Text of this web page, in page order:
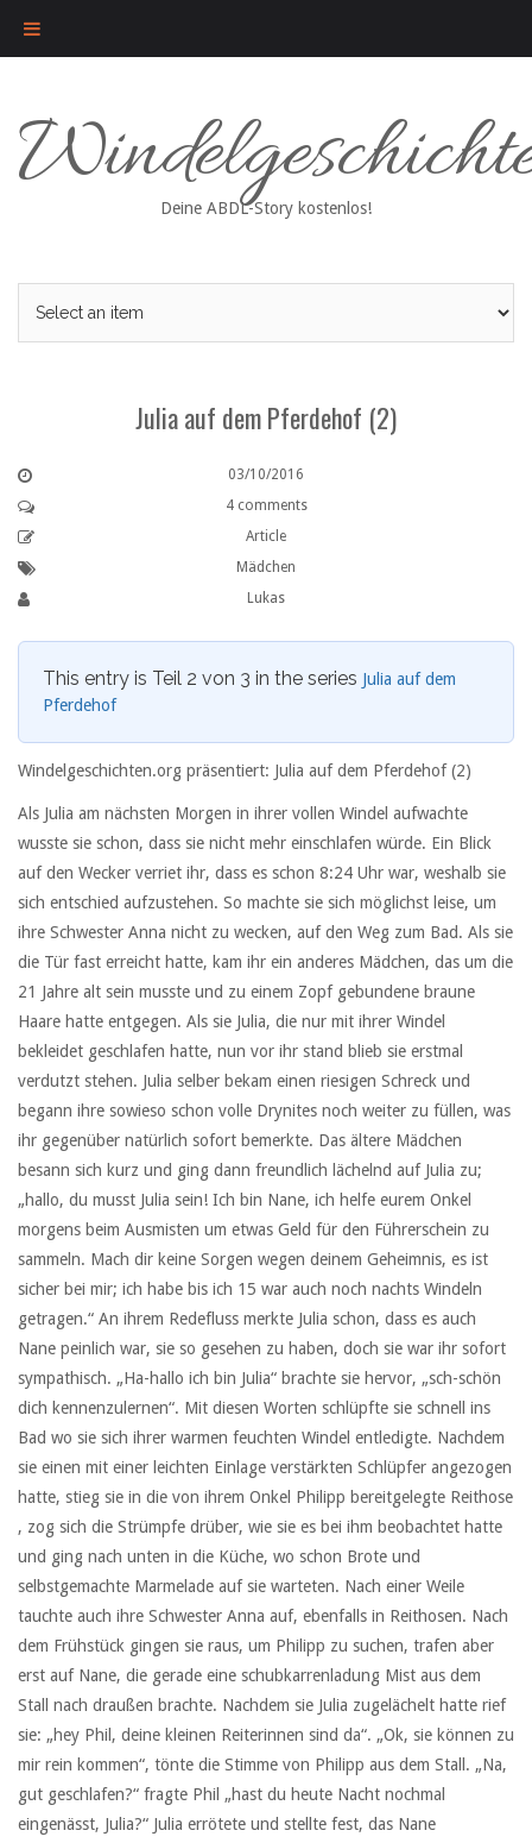
content
Deine ABDL-Story kostenlos!
Julia auf dem Pferdehof (2)
03/10/2016
4 comments
Article
Mädchen
Lukas
This entry is Teil 2 von 3 in the series Julia auf dem
Pferdehof
Windelgeschichten.org präsentiert: Julia auf dem Pferdehof (2)
Als Julia am nächsten Morgen in ihrer vollen Windel aufwachte
wusste sie schon, dass sie nicht mehr einschlafen würde. Ein Blick
auf den Wecker verriet ihr, dass es schon 8:24 Uhr war, weshalb sie
sich entschied aufzustehen. So machte sie sich möglichst leise, um
ihre Schwester Anna nicht zu wecken, auf den Weg zum Bad. Als sie
die Tür fast erreicht hatte, kam ihr ein anderes Mädchen, das um die
21 Jahre alt sein musste und zu einem Zopf gebundene braune
Haare hatte entgegen. Als sie Julia, die nur mit ihrer Windel
bekleidet geschlafen hatte, nun vor ihr stand blieb sie erstmal
verdutzt stehen. Julia selber bekam einen riesigen Schreck und
begann ihre sowieso schon volle Drynites noch weiter zu füllen, was
ihr gegenüber natürlich sofort bemerkte. Das ältere Mädchen
besann sich kurz und ging dann freundlich lächelnd auf Julia zu;
„hallo, du musst Julia sein! Ich bin Nane, ich helfe eurem Onkel
morgens beim Ausmisten um etwas Geld für den Führerschein zu
sammeln. Mach dir keine Sorgen wegen deinem Geheimnis, es ist
sicher bei mir; ich habe bis ich 15 war auch noch nachts Windeln
getragen.“ An ihrem Redefluss merkte Julia schon, dass es auch
Nane peinlich war, sie so gesehen zu haben, doch sie war ihr sofort
sympathisch. „Ha-hallo ich bin Julia“ brachte sie hervor, „sch-schön
dich kennenzulernen“. Mit diesen Worten schlüpfte sie schnell ins
Bad wo sie sich ihrer warmen feuchten Windel entledigte. Nachdem
sie einen mit einer leichten Einlage verstärkten Schlüpfer angezogen
hatte, stieg sie in die von ihrem Onkel Philipp bereitgelegte Reithose
, zog sich die Strümpfe drüber, wie sie es bei ihm beobachtet hatte
und ging nach unten in die Küche, wo schon Brote und
selbstgemachte Marmelade auf sie warteten. Nach einer Weile
tauchte auch ihre Schwester Anna auf, ebenfalls in Reithosen. Nach
dem Frühstück gingen sie raus, um Philipp zu suchen, trafen aber
erst auf Nane, die gerade eine schubkarrenladung Mist aus dem
Stall nach draußen brachte. Nachdem sie Julia zugelächelt hatte rief
sie: „hey Phil, deine kleinen Reiterinnen sind da“. „Ok, sie können zu
mir rein kommen“, tönte die Stimme von Philipp aus dem Stall. „Na,
gut geschlafen?“ fragte Phil „hast du heute Nacht nochmal
eingenässt, Julia?“ Julia errötete und stellte fest, das Nane